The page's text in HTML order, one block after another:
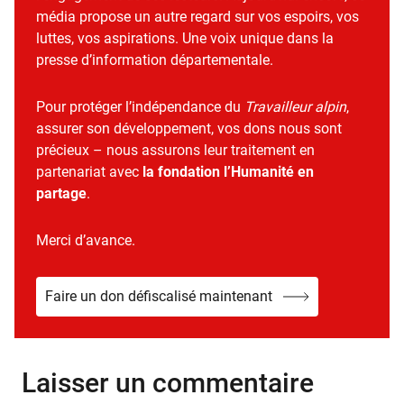
média propose un autre regard sur vos espoirs, vos
luttes, vos aspirations. Une voix unique dans la
presse d’information départementale.
Pour protéger l’indépendance du Travailleur alpin,
assurer son développement, vos dons nous sont
précieux – nous assurons leur traitement en
partenariat avec la fondation l’Humanité en
partage.
Merci d’avance.
Faire un don défiscalisé maintenant
Laisser un commentaire